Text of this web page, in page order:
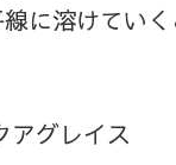
に溶けてい
アグレイス